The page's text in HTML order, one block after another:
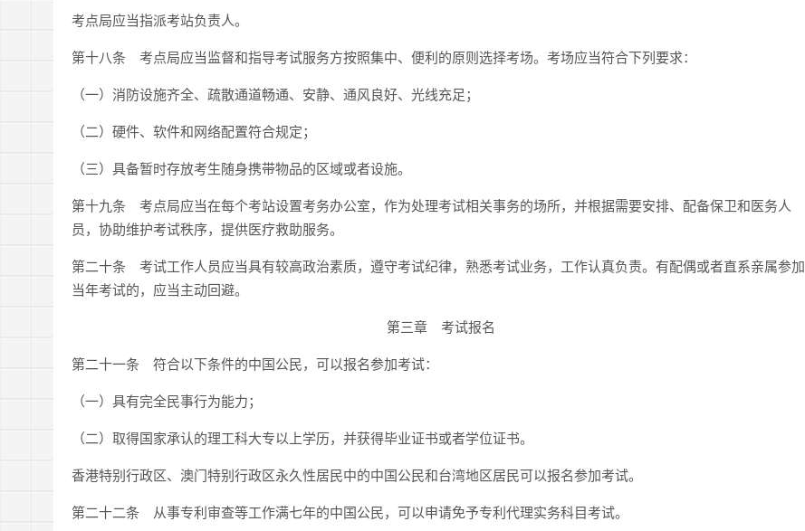
考点局应当指派考站负责人。
第十八条 考点局应当监督和指导考试服务方按照集中、便利的原则选择考场。考场应当符合下列要求：
（一）消防设施齐全、疏散通道畅通、安静、通风良好、光线充足；
（二）硬件、软件和网络配置符合规定；
（三）具备暂时存放考生随身携带物品的区域或者设施。
第十九条 考点局应当在每个考站设置考务办公室，作为处理考试相关事务的场所，并根据需要安排、配备保卫和医务人
员，协助维护考试秩序，提供医疗救助服务。
第二十条 考试工作人员应当具有较高政治素质，遵守考试纪律，熟悉考试业务，工作认真负责。有配偶或者直系亲属参加
当年考试的，应当主动回避。
第三章 考试报名
第二十一条 符合以下条件的中国公民，可以报名参加考试：
（一）具有完全民事行为能力；
（二）取得国家承认的理工科大专以上学历，并获得毕业证书或者学位证书。
香港特别行政区、澳门特别行政区永久性居民中的中国公民和台湾地区居民可以报名参加考试。
第二十二条 从事专利审查等工作满七年的中国公民，可以申请免予专利代理实务科目考试。